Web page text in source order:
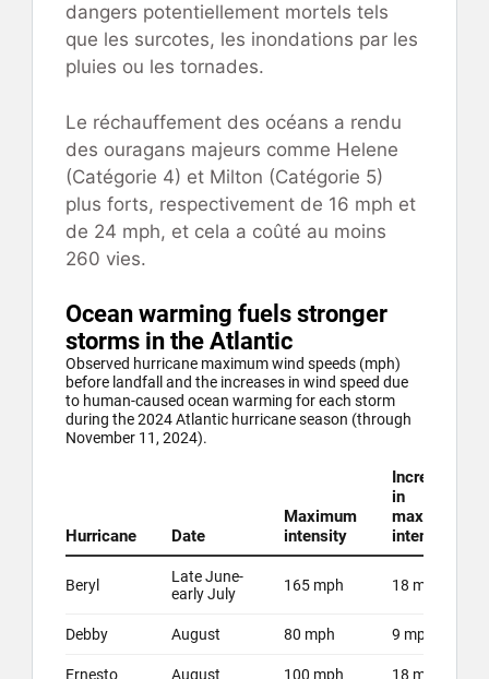
dangers potentiellement mortels tels
que les surcotes, les inondations par les
pluies ou les tornades.
Le réchauffement des océans a rendu
des ouragans majeurs comme Helene
(Catégorie 4) et Milton (Catégorie 5)
plus forts, respectivement de 16 mph et
de 24 mph, et cela a coûté au moins
260 vies.